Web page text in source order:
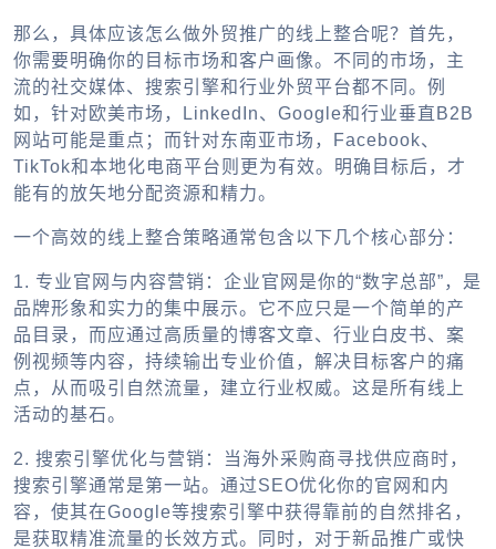
那么，具体应该怎么做外贸推广的线上整合呢？首先，
你需要明确你的目标市场和客户画像。不同的市场，主
流的社交媒体、搜索引擎和行业外贸平台都不同。例
如，针对欧美市场，LinkedIn、Google和行业垂直B2B
网站可能是重点；而针对东南亚市场，Facebook、
TikTok和本地化电商平台则更为有效。明确目标后，才
能有的放矢地分配资源和精力。
一个高效的线上整合策略通常包含以下几个核心部分：
1. 专业官网与内容营销： 企业官网是你的“数字总部”，是
品牌形象和实力的集中展示。它不应只是一个简单的产
品目录，而应通过高质量的博客文章、行业白皮书、案
例视频等内容，持续输出专业价值，解决目标客户的痛
点，从而吸引自然流量，建立行业权威。这是所有线上
活动的基石。
2. 搜索引擎优化与营销：
当海外采购商寻找供应商时，
搜索引擎通常是第一站。通过SEO优化你的官网和内
容，使其在Google等搜索引擎中获得靠前的自然排名，
是获取精准流量的长效方式。同时，对于新品推广或快